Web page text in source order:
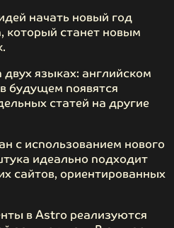
начать новый год
который станет новым
двух языках: английском
будущем появятся
статей на другие
с использованием нового
идеально подходит
сайтов, ориентированных
в Astro реализуются